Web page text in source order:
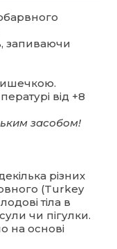
запиваючи
від +8
засобом!
різних
(Turkey
тіла в
чи пігулки.
на основі